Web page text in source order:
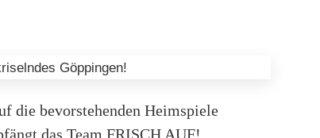
die bevorstehenden Heimspiele
das Team FRISCH AUF!